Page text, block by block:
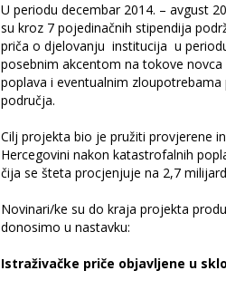
U periodu decembar 2014. – avgust
su kroz 7 pojedinačnih stipendija
priča o djelovanju institucija u
posebnim akcentom na tokove
poplava i eventualnim
područja.
Cilj projekta bio je pružiti provjerene
Hercegovini nakon katastrofalnih
čija se šteta procjenjuje na 2,7
Novinari/ke su do kraja projekta
donosimo u nastavku:
Istraživačke priče objavljene u